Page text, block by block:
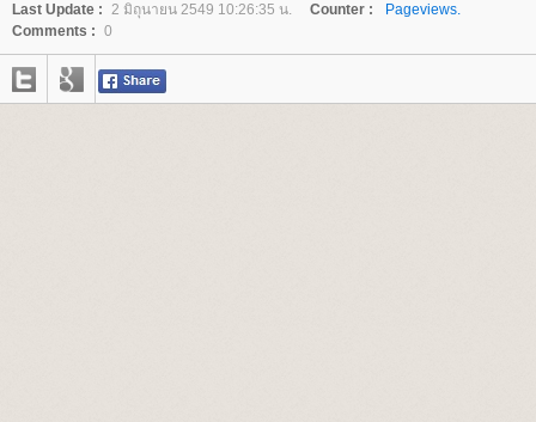
Last Update : 2 มิถุนายน 2549 10:26:35 น. Counter :
Pageviews.
Comments : 0